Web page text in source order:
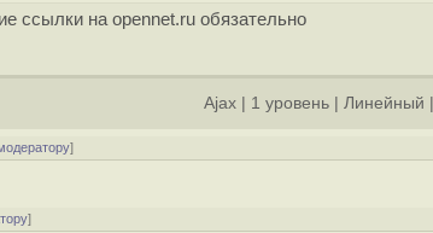
ссылки на opennet.ru обязательно
Ajax 1 уровень Линейный
]
]